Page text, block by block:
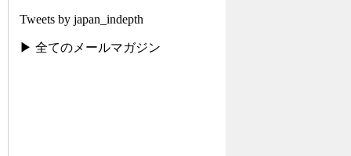
Tweets by japan_indepth
▶ 全てのメールマガジン